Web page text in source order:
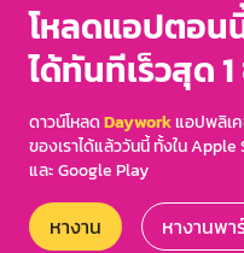
โหลดแอปตอน
ได้ทันทีเร็วสุด 1
ดาวน์โหลดDayworkแอปพลิเ
ของเราได้แล้ววันนี้ ทั้งใน Apple
และ Google Play
หางาน หางานพา